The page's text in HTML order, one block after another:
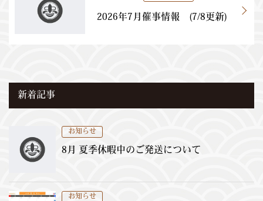
2026年7月催事情報 (7/8更新)
新着記事
お知らせ
8月 夏季休暇中のご発送について
お知らせ